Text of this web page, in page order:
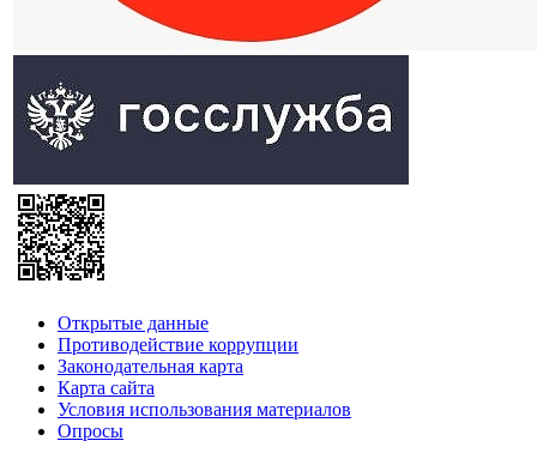
Открытые данные
Противодействие коррупции
Законодательная карта
Карта сайта
Условия использования материалов
Опросы